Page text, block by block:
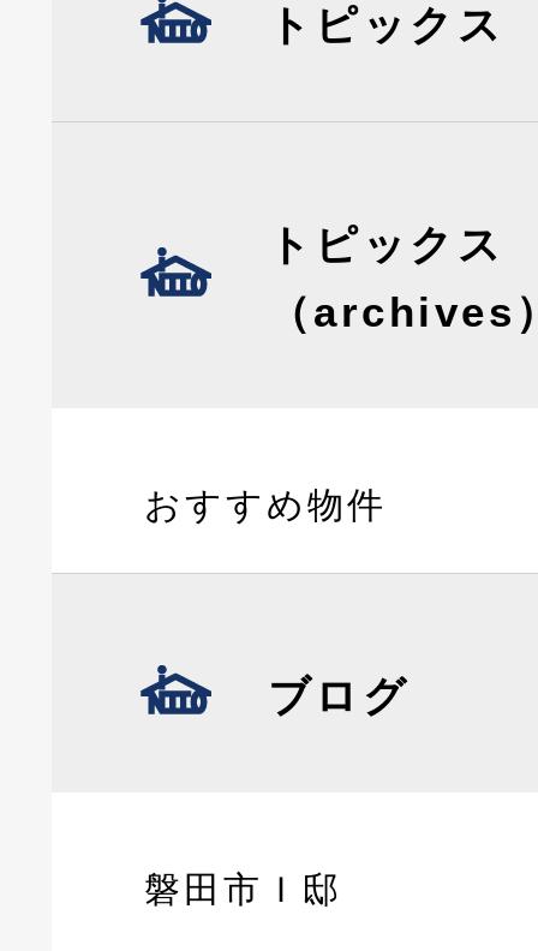
トピックス
トピックス
（archives
おすすめ物件
ブログ
磐田市Ｉ邸